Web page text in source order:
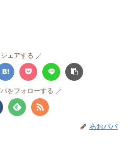
シェアする
をフォローする
あおパパ